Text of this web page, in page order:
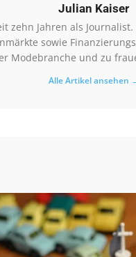
Julian Kaiser
zehn Jahren als
sowie
Modebranche und zu
Alle Artikel ansehen